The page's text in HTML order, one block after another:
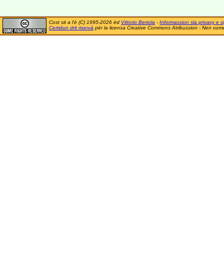
Cost sit a l'è (C) 1995-2026 ëd Vittorio Bertola - Informassion sla privacy e
Certidun drit riservà për la licensa Creative Commons Atribussion - Nen